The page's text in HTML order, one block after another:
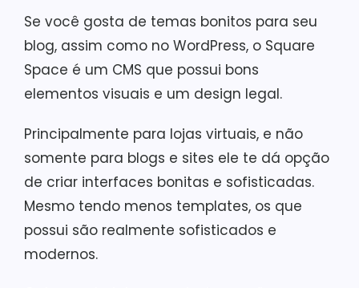
Se você gosta de temas bonitos para seu
blog, assim como no WordPress, o Square
Space é um CMS que possui bons
elementos visuais e um design legal.
Principalmente para lojas virtuais, e não
somente para blogs e sites ele te dá opção
de criar interfaces bonitas e sofisticadas.
Mesmo tendo menos templates, os que
possui são realmente sofisticados e
modernos.